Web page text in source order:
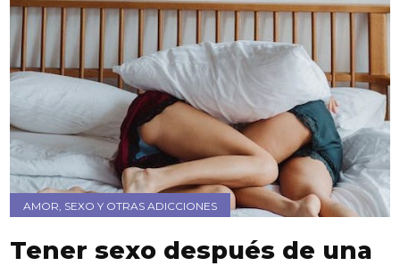
AMOR, SEXO Y OTRAS ADICCIONES
Tener sexo después de una